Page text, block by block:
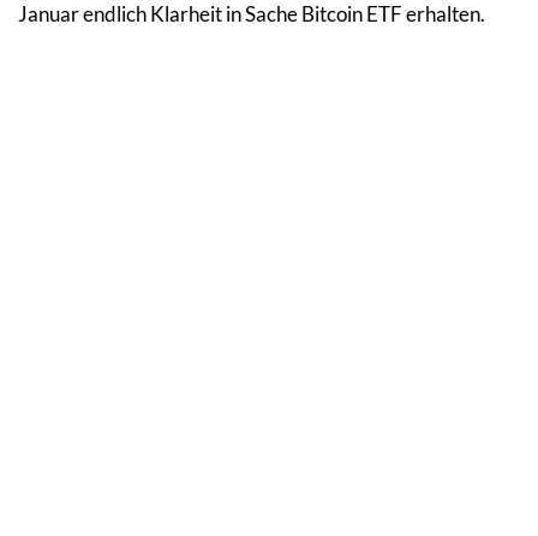
Januar endlich Klarheit in Sache Bitcoin ETF erhalten.